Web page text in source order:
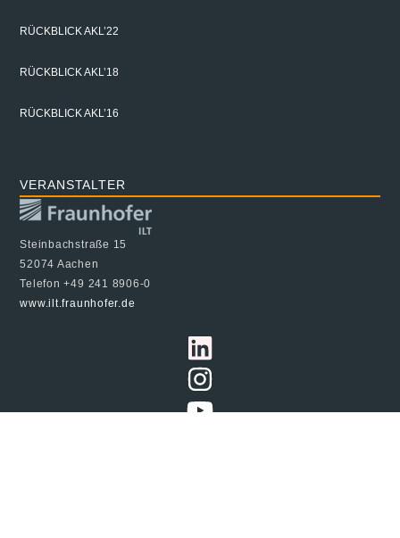
RÜCKBLICK AKL’22
RÜCKBLICK AKL’18
RÜCKBLICK AKL’16
VERANSTALTER
Steinbachstraße 15
52074 Aachen
Telefon +49 241 8906-0
www.ilt.fraunhofer.de